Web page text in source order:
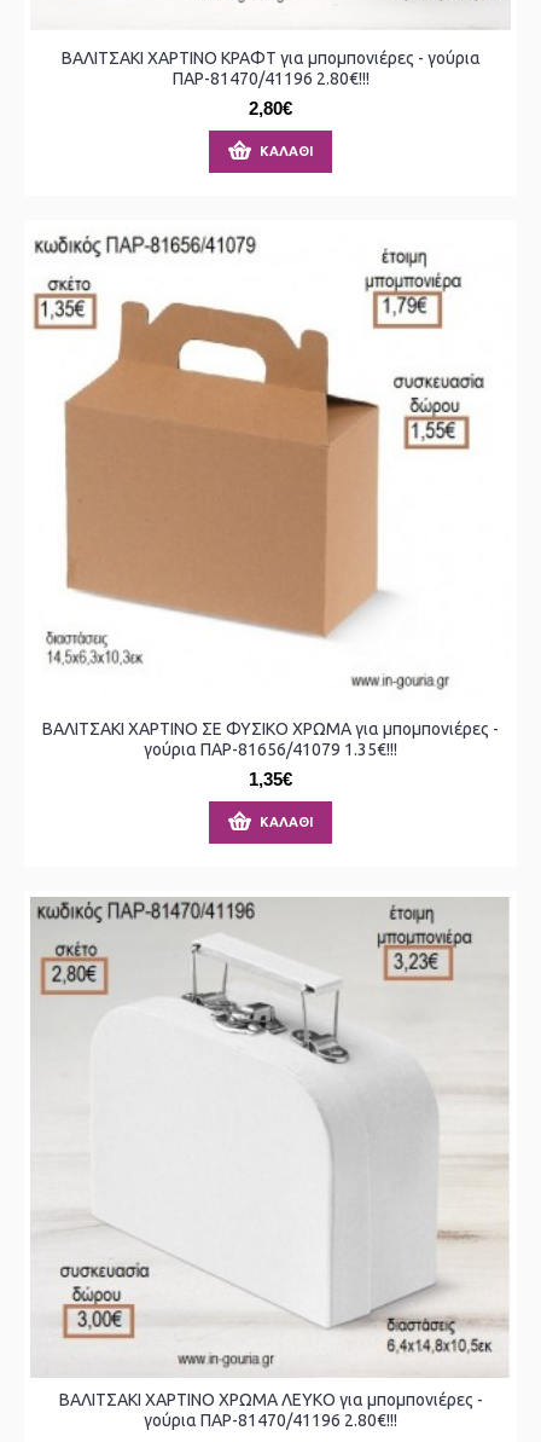
ΒΑΛΙΤΣΑΚΙ ΧΑΡΤΙΝΟ ΚΡΑΦΤ για μπομπονιέρες - γούρια
ΠΑΡ-81470/41196 2.80€!!!
2,80€
ΚΑΛΆΘΙ
ΒΑΛΙΤΣΑΚΙ ΧΑΡΤΙΝΟ ΣΕ ΦΥΣΙΚΟ ΧΡΩΜΑ για μπομπονιέρες -
γούρια ΠΑΡ-81656/41079 1.35€!!!
1,35€
ΚΑΛΆΘΙ
ΒΑΛΙΤΣΑΚΙ ΧΑΡΤΙΝΟ ΧΡΩΜΑ ΛΕΥΚΟ για μπομπονιέρες -
γούρια ΠΑΡ-81470/41196 2.80€!!!